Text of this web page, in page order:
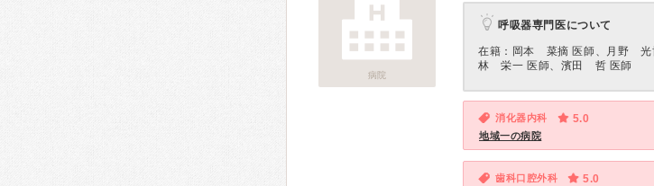
病院
呼吸器専門医について
在籍：岡本 菜摘 医師、月野 光
林 栄一 医師、濱田 哲 医師
消化器内科 5.0
地域一の病院
歯科口腔外科 5.0